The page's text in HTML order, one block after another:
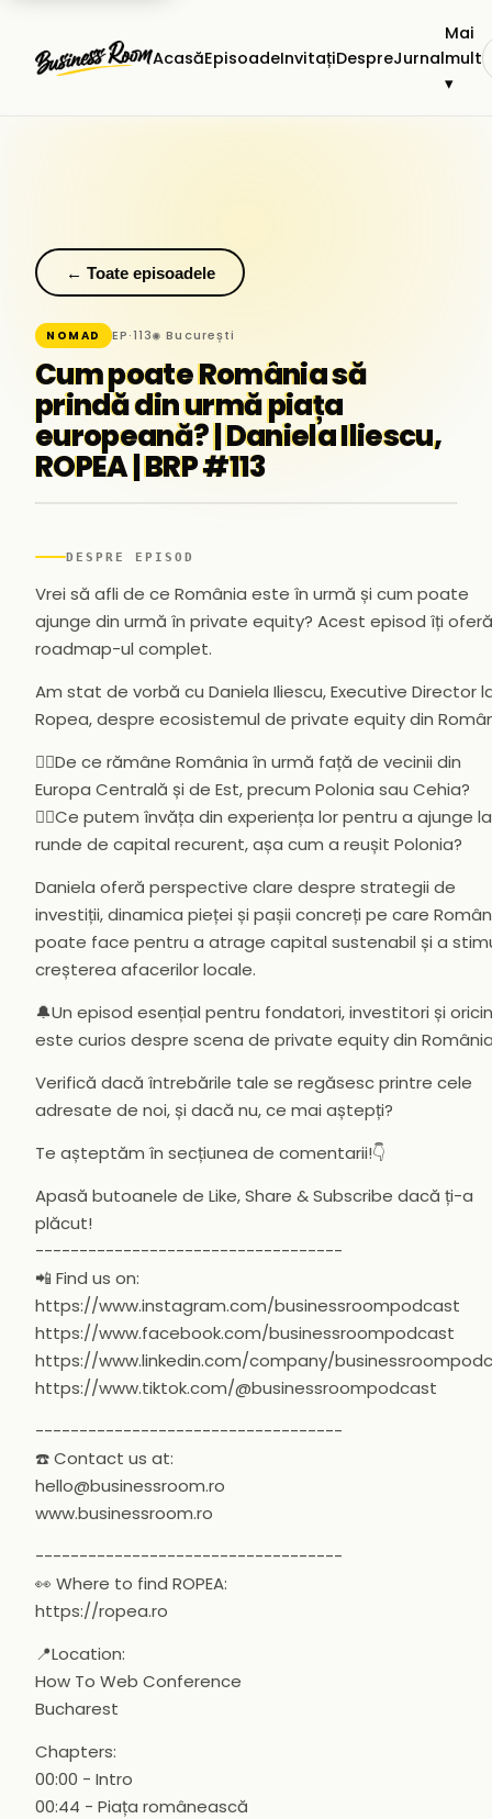
AcasăEpisoadeInvitațiDespreJurnal
Mai
mult
▾
← Toate episoadele
NOMAD EP·113◉ București
Cum poate România să
prindă din urmă piața
europeană? | Daniela Iliescu,
ROPEA | BRP #113
DESPRE EPISOD
Vrei să afli de ce România este în urmă și cum poate
ajunge din urmă în private equity? Acest episod îți oferă
roadmap-ul complet.
Am stat de vorbă cu Daniela Iliescu, Executive Director
Ropea, despre ecosistemul de private equity din
👉🏻De ce rămâne România în urmă față de vecinii din
Europa Centrală și de Est, precum Polonia sau Cehia?
👉🏻Ce putem învăța din experiența lor pentru a ajunge la
runde de capital recurent, așa cum a reușit Polonia?
Daniela oferă perspective clare despre strategii de
investiții, dinamica pieței și pașii concreți pe care
poate face pentru a atrage capital sustenabil și a
creșterea afacerilor locale.
🔔Un episod esențial pentru fondatori, investitori și
este curios despre scena de private equity din
Verifică dacă întrebările tale se regăsesc printre cele
adresate de noi, și dacă nu, ce mai aștepți?
Te așteptăm în secțiunea de comentarii!👇
Apasă butoanele de Like, Share & Subscribe dacă ți-a
plăcut!
-----------------------------------
📲 Find us on:
https://www.instagram.com/businessroompodcast
https://www.facebook.com/businessroompodcast
https://www.linkedin.com/company/
https://www.tiktok.com/@businessroompodcast
-----------------------------------
☎️ Contact us at:
hello@businessroom.ro
www.businessroom.ro
-----------------------------------
👀 Where to find ROPEA:
https://ropea.ro
📍Location:
How To Web Conference
Bucharest
Chapters:
00:00 - Intro
00:44 - Piața românească